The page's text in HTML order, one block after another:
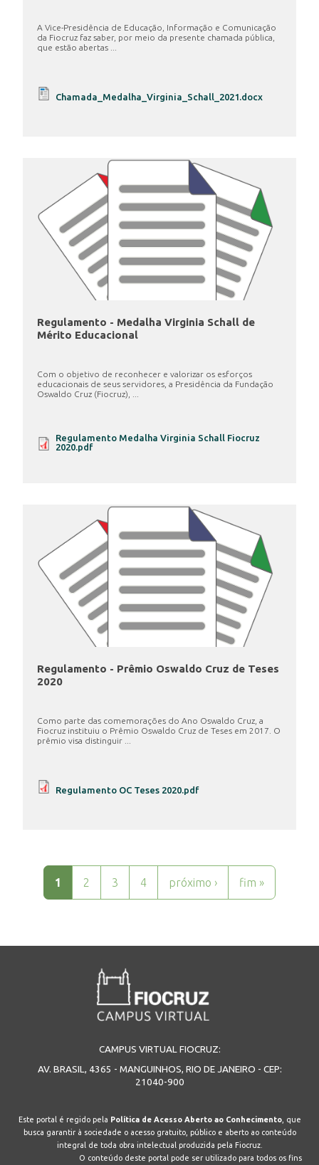
A Vice-Presidência de Educação, Informação e Comunicação
da Fiocruz faz saber, por meio da presente chamada pública,
que estão abertas ...
Chamada_Medalha_Virginia_Schall_2021.docx
Regulamento - Medalha Virginia Schall de
Mérito Educacional
Com o objetivo de reconhecer e valorizar os esforços
educacionais de seus servidores, a Presidência da Fundação
Oswaldo Cruz (Fiocruz), ...
Regulamento Medalha Virginia Schall Fiocruz
2020.pdf
Regulamento - Prêmio Oswaldo Cruz de Teses
2020
Como parte das comemorações do Ano Oswaldo Cruz, a
Fiocruz instituiu o Prêmio Oswaldo Cruz de Teses em 2017. O
prêmio visa distinguir ...
Regulamento OC Teses 2020.pdf
1 2 3 4 próximo › fim »
CAMPUS VIRTUAL FIOCRUZ:
AV. BRASIL, 4365 - MANGUINHOS, RIO DE JANEIRO - CEP:
21040-900
Este portal é regido pela Política de Acesso Aberto ao Conhecimento, que
busca garantir à sociedade o acesso gratuito, público e aberto ao conteúdo
integral de toda obra intelectual produzida pela Fiocruz.
O conteúdo deste portal pode ser utilizado para todos os fins